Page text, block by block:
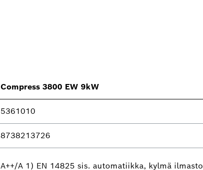
Compress 3800 EW 9kW
5361010
8738213726
A++/A 1) EN 14825 sis. automatiikka, kylmä ilmasto